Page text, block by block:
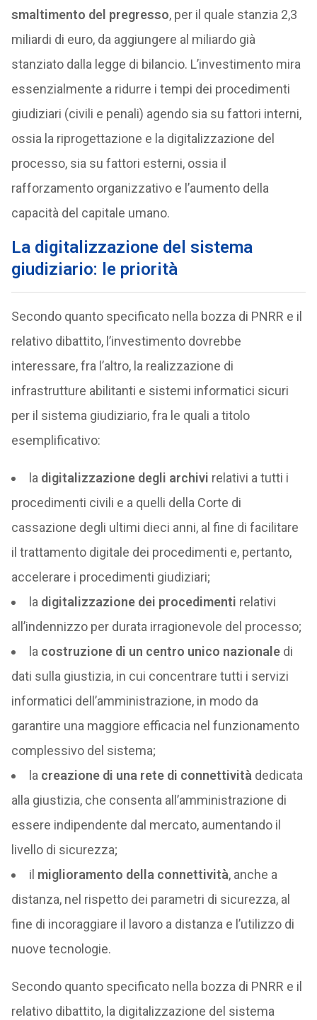
smaltimento del pregresso, per il quale stanzia 2,3
miliardi di euro, da aggiungere al miliardo già
stanziato dalla legge di bilancio. L’investimento mira
essenzialmente a ridurre i tempi dei procedimenti
giudiziari (civili e penali) agendo sia su fattori interni,
ossia la riprogettazione e la digitalizzazione del
processo, sia su fattori esterni, ossia il
rafforzamento organizzativo e l’aumento della
capacità del capitale umano.
La digitalizzazione del sistema
giudiziario: le priorità
Secondo quanto specificato nella bozza di PNRR e il
relativo dibattito, l’investimento dovrebbe
interessare, fra l’altro, la realizzazione di
infrastrutture abilitanti e sistemi informatici sicuri
per il sistema giudiziario, fra le quali a titolo
esemplificativo:
la digitalizzazione degli archivi relativi a tutti i
procedimenti civili e a quelli della Corte di
cassazione degli ultimi dieci anni, al fine di facilitare
il trattamento digitale dei procedimenti e, pertanto,
accelerare i procedimenti giudiziari;
la digitalizzazione dei procedimenti relativi
all’indennizzo per durata irragionevole del processo;
la costruzione di un centro unico nazionaledi
dati sulla giustizia, in cui concentrare tutti i servizi
informatici dell’amministrazione, in modo da
garantire una maggiore efficacia nel funzionamento
complessivo del sistema;
la creazione di una rete di connettività dedicata
alla giustizia, che consenta all’amministrazione di
essere indipendente dal mercato, aumentando il
livello di sicurezza;
il miglioramento della connettività, anche a
distanza, nel rispetto dei parametri di sicurezza, al
fine di incoraggiare il lavoro a distanza e l’utilizzo di
nuove tecnologie.
Secondo quanto specificato nella bozza di PNRR e il
relativo dibattito, la digitalizzazione del sistema